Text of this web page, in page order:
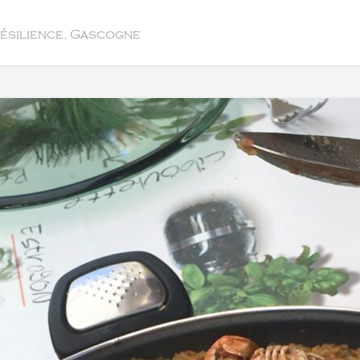
Gascogne